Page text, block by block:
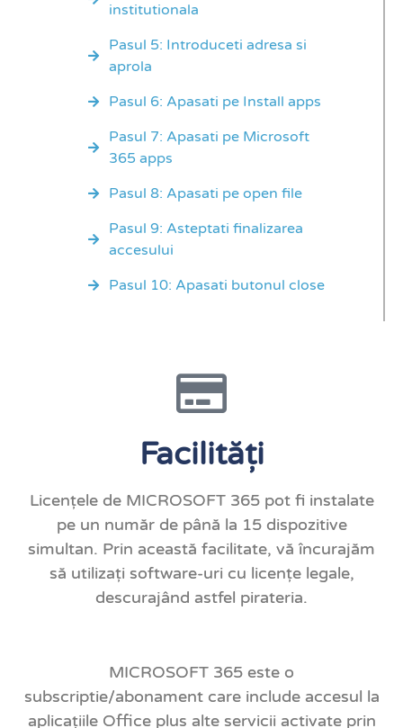
institutionala
Pasul 5: Introduceti adresa si
aprola
Pasul 6: Apasati pe Install apps
Pasul 7: Apasati pe Microsoft
365 apps
Pasul 8: Apasati pe open file
Pasul 9: Asteptati finalizarea
accesului
Pasul 10: Apasati butonul close
Facilități
Licențele de MICROSOFT 365 pot fi instalate
pe un număr de până la 15 dispozitive
simultan. Prin această facilitate, vă încurajăm
să utilizați software-uri cu licențe legale,
descurajând astfel pirateria.
MICROSOFT 365 este o
subscriptie/abonament care include accesul la
aplicațiile Office plus alte servicii activate prin